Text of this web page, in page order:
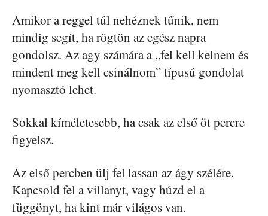
Amikor a reggel túl nehéznek tűnik, nem
mindig segít, ha rögtön az egész napra
gondolsz. Az agy számára a „fel kell kelnem és
mindent meg kell csinálnom” típusú gondolat
nyomasztó lehet.
Sokkal kíméletesebb, ha csak az első öt percre
figyelsz.
Az első percben ülj fel lassan az ágy szélére.
Kapcsold fel a villanyt, vagy húzd el a
függönyt, ha kint már világos van.